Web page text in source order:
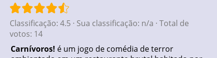
Classificação: 4.5 · Sua classificação: n/a · Total de
votos: 14
Carnívoros! é um jogo de comédia de terror